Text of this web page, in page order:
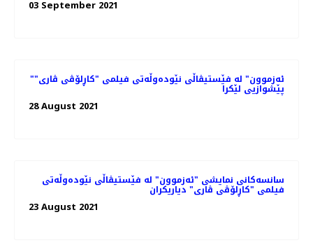
03 September 2021
"ئەزموون" لە فێستیڤاڵی نێوده‌وڵه‌تی فیلمی "کاڕلۆڤی ڤاری"
پێشوازیی لێکرا
28 August 2021
سانسه‌کانی نمایشی "ئەزموون" لە فێستیڤاڵی نێوده‌وڵه‌تی
فیلمی "کاڕلۆڤی ڤاری" دیاریکران
23 August 2021